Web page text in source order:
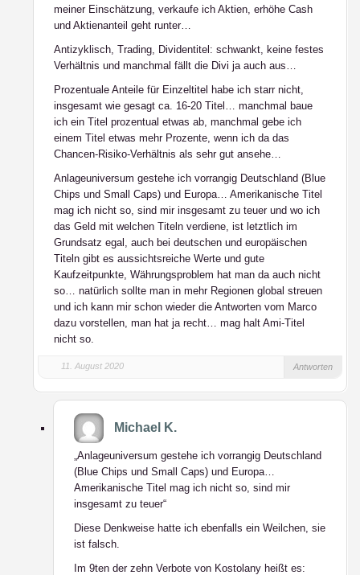
meiner Einschätzung, verkaufe ich Aktien, erhöhe Cash
und Aktienanteil geht runter…
Antizyklisch, Trading, Dividentitel: schwankt, keine festes
Verhältnis und manchmal fällt die Divi ja auch aus…
Prozentuale Anteile für Einzeltitel habe ich starr nicht,
insgesamt wie gesagt ca. 16-20 Titel… manchmal baue
ich ein Titel prozentual etwas ab, manchmal gebe ich
einem Titel etwas mehr Prozente, wenn ich da das
Chancen-Risiko-Verhältnis als sehr gut ansehe…
Anlageuniversum gestehe ich vorrangig Deutschland (Blue
Chips und Small Caps) und Europa… Amerikanische Titel
mag ich nicht so, sind mir insgesamt zu teuer und wo ich
das Geld mit welchen Titeln verdiene, ist letztlich im
Grundsatz egal, auch bei deutschen und europäischen
Titeln gibt es aussichtsreiche Werte und gute
Kaufzeitpunkte, Währungsproblem hat man da auch nicht
so… natürlich sollte man in mehr Regionen global streuen
und ich kann mir schon wieder die Antworten vom Marco
dazu vorstellen, man hat ja recht… mag halt Ami-Titel
nicht so.
11. August 2020 Antworten
Michael K.
„Anlageuniversum gestehe ich vorrangig Deutschland
(Blue Chips und Small Caps) und Europa…
Amerikanische Titel mag ich nicht so, sind mir
insgesamt zu teuer“
Diese Denkweise hatte ich ebenfalls ein Weilchen, sie
ist falsch.
Im 9ten der zehn Verbote von Kostolany heißt es: